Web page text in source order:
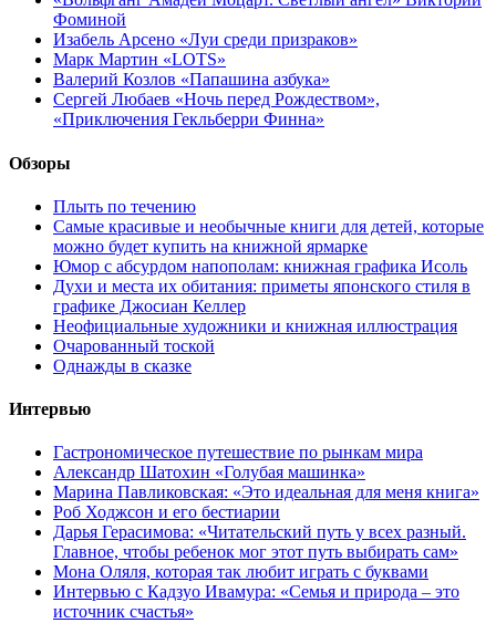
Фоминой
Изабель Арсено «Луи среди призраков»
Марк Мартин «LOTS»
Валерий Козлов «Папашина азбука»
Сергей Любаев «Ночь перед Рождеством»,
«Приключения Гекльберри Финна»
Обзоры
Плыть по течению
Самые красивые и необычные книги для детей, которые
можно будет купить на книжной ярмарке
Юмор с абсурдом напополам: книжная графика Исоль
Духи и места их обитания: приметы японского стиля в
графике Джосиан Келлер
Неофициальные художники и книжная иллюстрация
Очарованный тоской
Однажды в сказке
Интервью
Гастрономическое путешествие по рынкам мира
Александр Шатохин «Голубая машинка»
Марина Павликовская: «Это идеальная для меня книга»
Роб Ходжсон и его бестиарии
Дарья Герасимова: «Читательский путь у всех разный.
Главное, чтобы ребенок мог этот путь выбирать сам»
Мона Оляля, которая так любит играть с буквами
Интервью с Кадзуо Ивамура: «Семья и природа – это
источник счастья»